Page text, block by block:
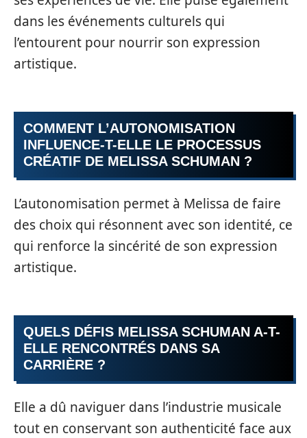
dans les événements culturels qui
l’entourent pour nourrir son expression
artistique.
COMMENT L’AUTONOMISATION
INFLUENCE-T-ELLE LE PROCESSUS
CRÉATIF DE MELISSA SCHUMAN ?
L’autonomisation permet à Melissa de faire
des choix qui résonnent avec son identité, ce
qui renforce la sincérité de son expression
artistique.
QUELS DÉFIS MELISSA SCHUMAN A-T-
ELLE RENCONTRÉS DANS SA
CARRIÈRE ?
Elle a dû naviguer dans l’industrie musicale
tout en conservant son authenticité face aux